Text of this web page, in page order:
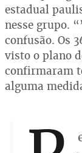
estadual
nesse grupo.
confusão. Os
visto o plano
confirmaram
alguma